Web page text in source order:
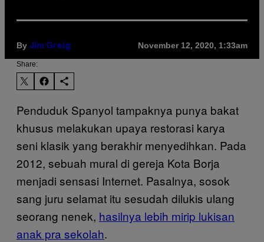
By Jim Greig November 12, 2020, 1:33am
Share:
Penduduk Spanyol tampaknya punya bakat
khusus melakukan upaya restorasi karya
seni klasik yang berakhir menyedihkan. Pada
2012, sebuah mural di gereja Kota Borja
menjadi sensasi Internet. Pasalnya, sosok
sang juru selamat itu sesudah dilukis ulang
seorang nenek, hasilnya lebih mirip lukisan
anak pra sekolah.